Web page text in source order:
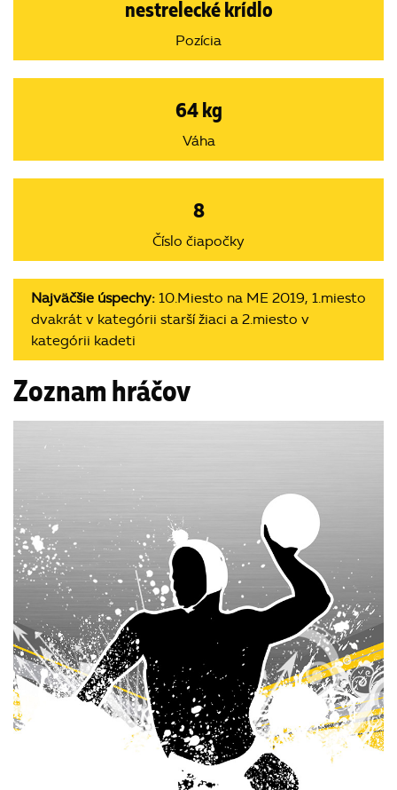
nestrelecké krídlo
Pozícia
64 kg
Váha
8
Číslo čiapočky
Najväčšie úspechy: 10.Miesto na ME 2019, 1.miesto
dvakrát v kategórii starší žiaci a 2.miesto v
kategórii kadeti
Zoznam hráčov